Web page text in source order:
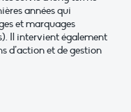
années qui
et marquages
Il intervient également
d’action et de gestion